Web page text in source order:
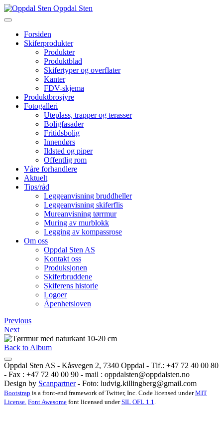
Oppdal Sten
Forsiden
Skiferprodukter
Produkter
Produktblad
Skifertyper og overflater
Kanter
FDV-skjema
Produktbrosjyre
Fotogalleri
Uteplass, trapper og terasser
Boligfasader
Fritidsbolig
Innendørs
Ildsted og piper
Offentlig rom
Våre forhandlere
Aktuelt
Tips/råd
Leggeanvisning bruddheller
Leggeanvisning skiferflis
Mureanvisning tørrmur
Muring av murblokk
Legging av kompassrose
Om oss
Oppdal Sten AS
Kontakt oss
Produksjonen
Skiferbruddene
Skiferens historie
Logoer
Åpenhetsloven
Previous
Next
Back to Album
Oppdal Sten AS - Kåsvegen 2, 7340 Oppdal - Tlf.: +47 72 40 00 80
- Fax : +47 72 40 00 90 - mail : oppdalsten@oppdalsten.no
Design by Scanpartner- Foto: ludvig.killingberg@gmail.com
Bootstrap is a front-end framework of Twitter, Inc. Code licensed underMIT
License. Font Awesome font licensed underSIL OFL 1.1.